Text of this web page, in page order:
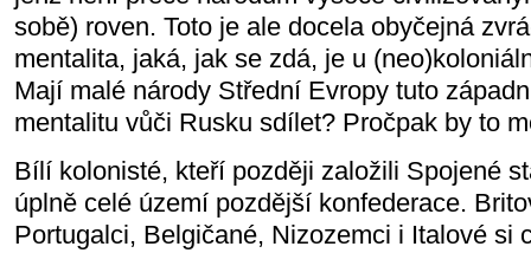
sobě) roven. Toto je ale docela obyčejná
mentalita, jaká, jak se zdá, je u
Mají malé národy Střední Evropy tuto
mentalitu vůči Rusku sdílet? Pročpak by to
Bílí kolonisté, kteří později založili Spojené
úplně celé území pozdější konfederace.
Portugalci, Belgičané, Nizozemci i Italové si